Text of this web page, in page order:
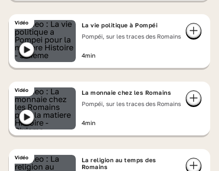
Vidéo
La vie politique à Pompéi
Pompéi, sur les traces des Romains
4min
Vidéo
La monnaie chez les Romains
Pompéi, sur les traces des Romains
4min
Vidéo
La religion au temps des
Romains